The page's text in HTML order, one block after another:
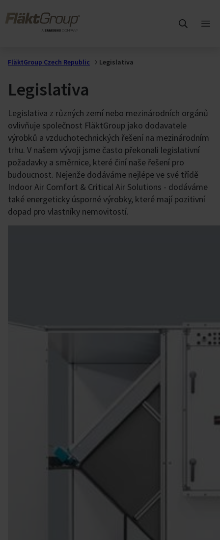
FläktGroup Czech Republic Legislativa
Legislativa
Legislativa z různých zemí nebo mezinárodních orgánů
ovlivňuje společnost FläktGroup jako dodavatele
výrobků a vzduchotechnických řešení na mezinárodním
trhu. V našem vývoji jsme často překonali legislativní
požadavky a směrnice, které činí naše řešení pro
budoucnost. Nejenže dodáváme nejlépe ve své třídě
Indoor Air Comfort & Critical Air Solutions - dodáváme
také energeticky úsporné výrobky, které mají pozitivní
dopad pro vlastníky nemovitostí.